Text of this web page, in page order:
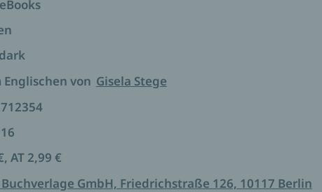
Englischen von Gisela Stege
AT 2,99 €
GmbH, Friedrichstraße 126, 10117 Berlin